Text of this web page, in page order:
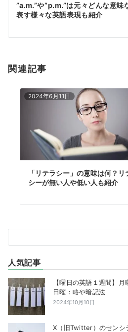
ン
”a.m.”や”p.m.”は元々どんな意味
表す様々な英語表現も紹介
関連記事
2024年6月11日
「リテラシー」の意味は何？リ
シーが無い人や低い人も紹介
人気記事
【曜日の英語１週間】
日曜：略や暗記法
2024年10月10日
X（旧Twitter）のセンシ